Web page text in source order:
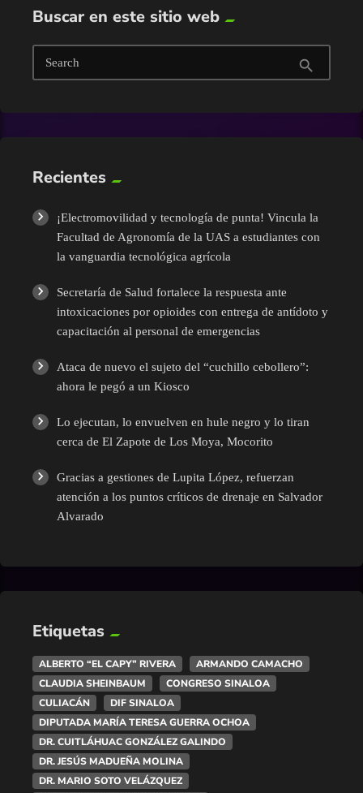
Turismo
Buscar en este sitio web
Search search
Recientes
¡Electromovilidad y tecnología de punta! Vincula la
Facultad de Agronomía de la UAS a estudiantes con
la vanguardia tecnológica agrícola
Secretaría de Salud fortalece la respuesta ante
intoxicaciones por opioides con entrega de antídoto y
capacitación al personal de emergencias
Ataca de nuevo el sujeto del “cuchillo cebollero”:
ahora le pegó a un Kiosco
Lo ejecutan, lo envuelven en hule negro y lo tiran
cerca de El Zapote de Los Moya, Mocorito
Gracias a gestiones de Lupita López, refuerzan
atención a los puntos críticos de drenaje en Salvador
Alvarado
Etiquetas
ALBERTO “EL CAPY” RIVERA
ARMANDO CAMACHO
CLAUDIA SHEINBAUM
CONGRESO SINALOA
CULIACÁN
DIF SINALOA
DIPUTADA MARÍA TERESA GUERRA OCHOA
DR. CUITLÁHUAC GONZÁLEZ GALINDO
DR. JESÚS MADUEÑA MOLINA
DR. MARIO SOTO VELÁZQUEZ